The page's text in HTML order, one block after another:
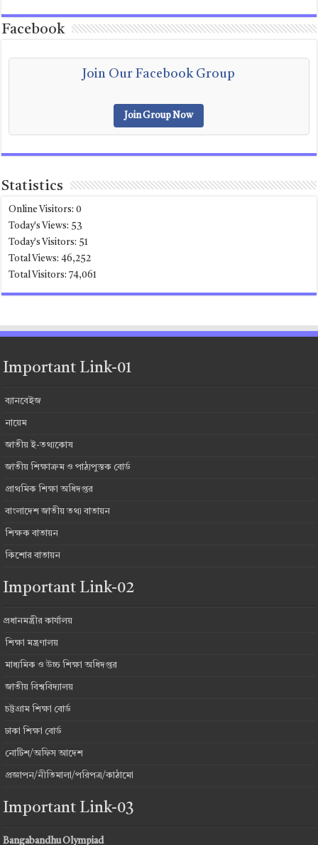
Facebook
Join Our Facebook Group
Join Group Now
Statistics
Online Visitors:0
Today's Views: 53
Today's Visitors: 51
Total Views:46,252
Total Visitors:74,061
Important Link-01
ব্যানবেইজ
নায়েম
জাতীয় ই-তথ্যকোষ
জাতীয় শিক্ষাক্রম ও পাঠ্যপুস্তক বোর্ড
প্রাথমিক শিক্ষা অধিদপ্তর
বাংলাদেশ জাতীয় তথ্য বাতায়ন
শিক্ষক বাতায়ন
কিশোর বাতায়ন
Important Link-02
প্রধানমন্ত্রীর কার্যালয়
শিক্ষা মন্ত্রণালয়
মাধ্যমিক ও উচ্চ শিক্ষা অধিদপ্তর
জাতীয় বিশ্ববিদ্যালয়
চট্টগ্রাম শিক্ষা বোর্ড
ঢাকা শিক্ষা বোর্ড
নোটিশ/অফিস আদেশ
প্রজ্ঞাপন/নীতিমালা/পরিপত্র/কাঠামো
Important Link-03
Bangabandhu Olympiad